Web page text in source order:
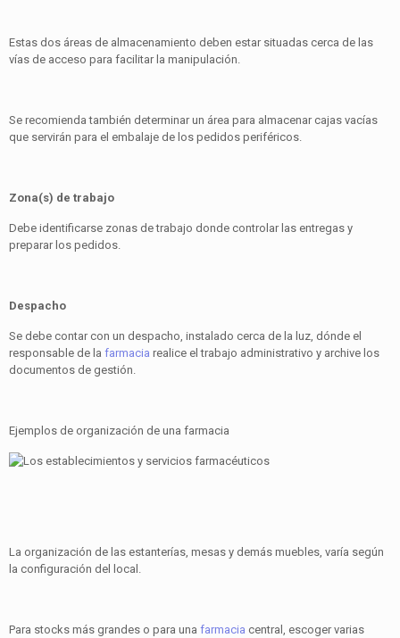
Estas dos áreas de almacenamiento deben estar situadas cerca de las
vías de acceso para facilitar la manipulación.
Se recomienda también determinar un área para almacenar cajas vacías
que servirán para el embalaje de los pedidos periféricos.
Zona(s) de trabajo
Debe identificarse zonas de trabajo donde controlar las entregas y
preparar los pedidos.
Despacho
Se debe contar con un despacho, instalado cerca de la luz, dónde el
responsable de la farmacia realice el trabajo administrativo y archive los
documentos de gestión.
Ejemplos de organización de una farmacia
La organización de las estanterías, mesas y demás muebles, varía según
la configuración del local.
Para stocks más grandes o para una farmacia central, escoger varias